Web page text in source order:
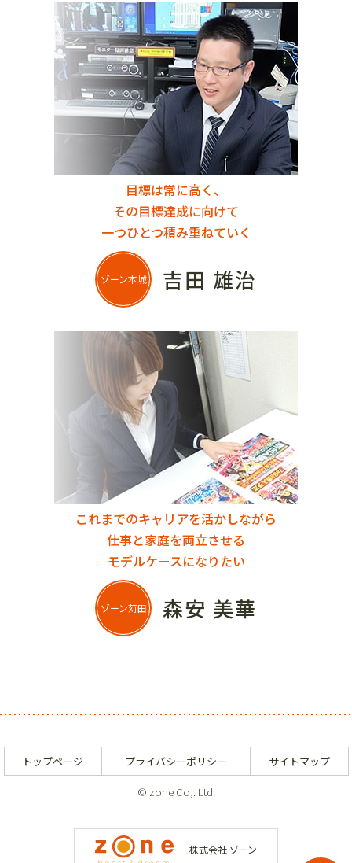
目標は常に高く、
その目標達成に向けて
一つひとつ積み重ねていく
ゾーン本城 吉田 雄治
これまでのキャリアを活かしながら
仕事と家庭を両立させる
モデルケースになりたい
ゾーン苅田 森安 美華
トップページ プライバシーポリシー サイトマップ
© zone Co,. Ltd.
株式会社 ゾーン